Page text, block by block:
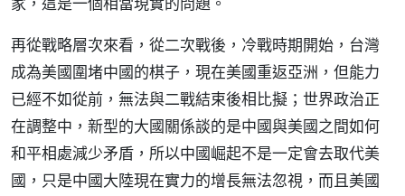
再從戰略層次來看，從二次戰後，冷戰時期開始，台灣
成為美國圍堵中國的棋子，現在美國重返亞洲，但能力
已經不如從前，無法與二戰結束後相比擬；世界政治正
在調整中，新型的大國關係談的是中國與美國之間如何
和平相處減少矛盾，所以中國崛起不是一定會去取代美
國，只是中國大陸現在實力的增長無法忽視，而且美國